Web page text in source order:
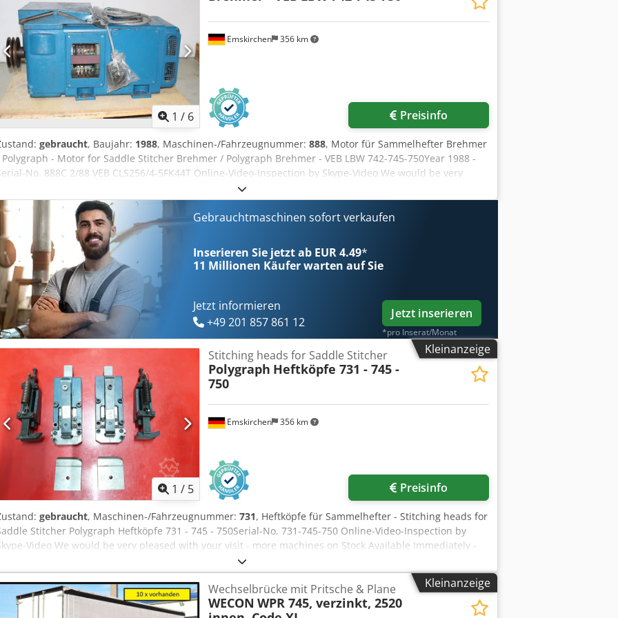
1 / 6
Emskirchen 356 km
Preisinfo
gebraucht, Baujahr: 1988, Maschinen-/Fahrzeugnummer: 888, Motor für Sammelhefter Brehmer
- Motor for Saddle Stitcher Brehmer / Polygraph Brehmer - VEB LBW 742-745-750Year 1988 -
No. 888C 2/88 VEB CLS256/4-5FK44T Online-Video-Inspection by Skype-Video We would be very
pleased with your visit - more machines on Stock Available Immediately - Can be inspect On Stock
/ Nürnberg - Can be test Chodpeh Axzlefx Ahqsa
Gebrauchtmaschinen sofort verkaufen
Inserieren Sie jetzt ab EUR 4.49*
11 Millionen Käufer warten auf Sie
Jetzt informieren
+49 201 857 861 12
Jetzt inserieren
*pro Inserat/Monat
Kleinanzeige
1 / 5
Emskirchen 356 km
Stitching heads for Saddle Stitcher
Polygraph Heftköpfe 731 - 745 -
750
Preisinfo
gebraucht, Maschinen-/Fahrzeugnummer: 731, Heftköpfe für Sammelhefter - Stitching heads for
Stitcher Polygraph Heftköpfe 731 - 745 - 750Serial-No. 731-745-750 Online-Video-Inspection by
Video We would be very pleased with your visit - more machines on Stock Available Immediately -
Can be inspect On Stock Emskirchen / Nürnberg - Can be test Cjdpfoh Ax R Rsx Ahqjha
Kleinanzeige
Wechselbrücke mit Pritsche & Plane
WECON WPR 745, verzinkt, 2520